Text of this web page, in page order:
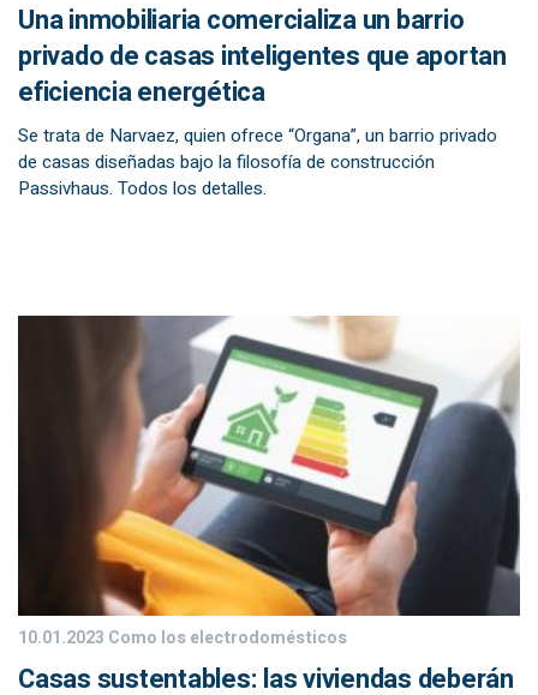
Una inmobiliaria comercializa un barrio
privado de casas inteligentes que aportan
eficiencia energética
Se trata de Narvaez, quien ofrece “Organa”, un barrio privado
de casas diseñadas bajo la filosofía de construcción
Passivhaus. Todos los detalles.
10.01.2023 Como los electrodomésticos
Casas sustentables: las viviendas deberán